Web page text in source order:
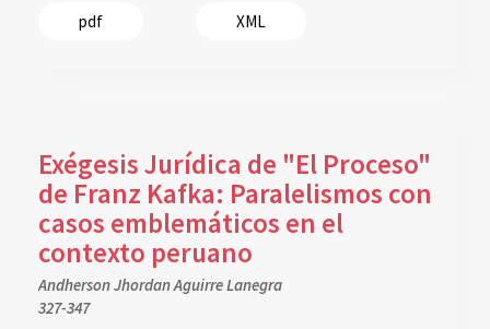
pdf XML
Exégesis Jurídica de "El Proceso"
de Franz Kafka: Paralelismos con
casos emblemáticos en el
contexto peruano
Andherson Jhordan Aguirre Lanegra
327-347